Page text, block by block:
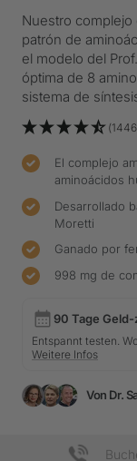
Nuestro
patrón de
el modelo del
óptima de 8
sistema de
El complejo
aminoácidos
Desarrollado
Moretti
Ganado por
998 mg de
90 Tage
Entspannt testen.
Weitere Infos
Von Dr.